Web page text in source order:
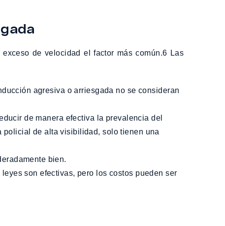
de velocidad el factor más común.6 Las
policial de alta visibilidad, solo tienen una
bien.